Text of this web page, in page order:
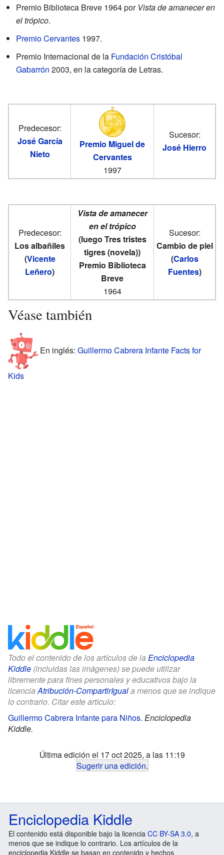
Premio Biblioteca Breve 1964 por Vista de amanecer en
el trópico.
Premio Cervantes 1997.
Premio Internacional de la Fundación Cristóbal
Gabarrón 2003, en la categoría de Letras.
Predecesor:
José García
Nieto
Premio Miguel de
Cervantes
1997
Sucesor:
José Hierro
Predecesor:
Los albañiles
(Vicente
Leñero)
Vista de amanecer
en el trópico
(luego Tres tristes
tigres (novela))
Premio Biblioteca
Breve
1964
Sucesor:
Cambio de piel
(Carlos
Fuentes)
Véase también
En inglés: Guillermo Cabrera Infante Facts for
Kids
Todo el contenido de los artículos de la Enciclopedia
Kiddle (incluidas las imágenes) se puede utilizar
libremente para fines personales y educativos bajo la
licenciaAtribución-CompartirIguala menos que se indique
lo contrario. Citar este artículo:
Guillermo Cabrera Infante para Niños. Enciclopedia
Kiddle.
Última edición el 17 oct 2025, a las 11:19
Sugerir una edición.
Enciclopedia Kiddle
El contenido está disponible bajo la licencia CC BY-SA 3.0, a
menos que se indique lo contrario. Los artículos de la
enciclopedia Kiddle se basan en contenido y hechos